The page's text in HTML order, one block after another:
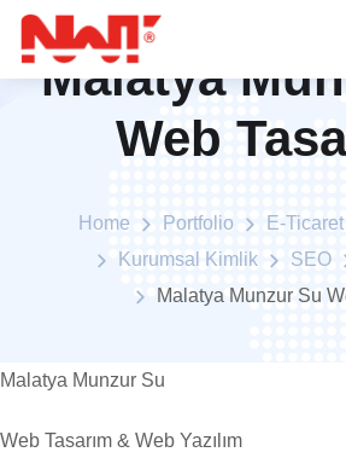
Malatya
Web
Home Portfolio E-Ticaret
Kurumsal Kimlik
SEO
Malatya Munzur Su
Malatya Munzur Su
Web Tasarım & Web Yazılım